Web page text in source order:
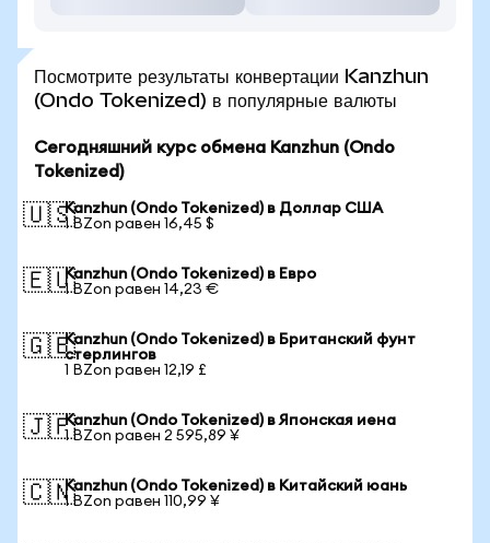
Посмотрите результаты конвертации Kanzhun
(Ondo Tokenized) в популярные валюты
Сегодняшний курс обмена Kanzhun (Ondo
Tokenized)
🇺🇸Kanzhun (Ondo Tokenized) в Доллар США
1 BZon равен 16,45 $
🇪🇺Kanzhun (Ondo Tokenized) в Евро
1 BZon равен 14,23 €
🇬🇧Kanzhun (Ondo Tokenized) в Британский фунт
стерлингов
1 BZon равен 12,19 £
🇯🇵Kanzhun (Ondo Tokenized) в Японская иена
1 BZon равен 2 595,89 ¥
🇨🇳Kanzhun (Ondo Tokenized) в Китайский юань
1 BZon равен 110,99 ¥